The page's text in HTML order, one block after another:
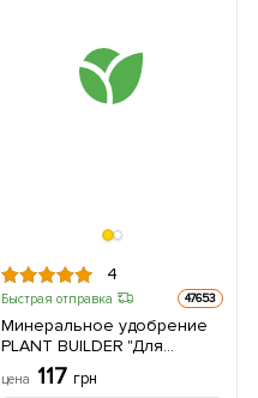
4
Быстрая отправка 47653
Минеральное удобрение
PLANT BUILDER "Для
цветущих растений" (Плант
билдер) ТМ "AGRO-X" 80г
цена 117 грн